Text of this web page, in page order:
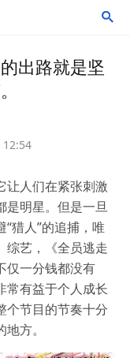

出路就是坚
12:54
让人们在紧张刺激
是明星。但是一旦
猎人”的追捕，唯
综艺，《全员逃走
仅一分钱都没有
常有益于个人成长
个节目的节奏十分
方。